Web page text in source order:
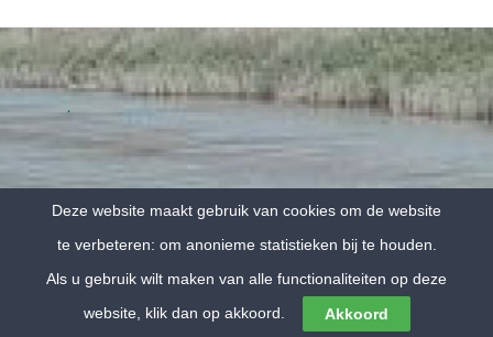
.
Mooi Vitaal, De Drift 20, Hooghalen, T+31 (0) 611001159
Deze website maakt gebruik van cookies om de website
te verbeteren: om anonieme statistieken bij te houden.
Als u gebruik wilt maken van alle functionaliteiten op deze
website, klik dan op akkoord.
Akkoord